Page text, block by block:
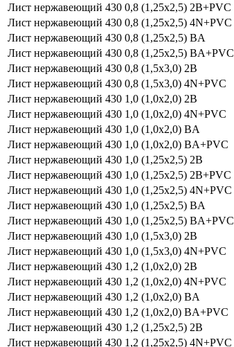
Лист нержавеющий 430 0,8 (1,25х2,5) 2В+PVC
Лист нержавеющий 430 0,8 (1,25х2,5) 4N+PVC
Лист нержавеющий 430 0,8 (1,25х2,5) BA
Лист нержавеющий 430 0,8 (1,25х2,5) BA+PVC
Лист нержавеющий 430 0,8 (1,5х3,0) 2В
Лист нержавеющий 430 0,8 (1,5х3,0) 4N+PVC
Лист нержавеющий 430 1,0 (1,0х2,0) 2B
Лист нержавеющий 430 1,0 (1,0х2,0) 4N+PVC
Лист нержавеющий 430 1,0 (1,0х2,0) BA
Лист нержавеющий 430 1,0 (1,0х2,0) BA+PVC
Лист нержавеющий 430 1,0 (1,25х2,5) 2B
Лист нержавеющий 430 1,0 (1,25х2,5) 2B+PVC
Лист нержавеющий 430 1,0 (1,25х2,5) 4N+PVC
Лист нержавеющий 430 1,0 (1,25х2,5) BA
Лист нержавеющий 430 1,0 (1,25х2,5) BA+PVC
Лист нержавеющий 430 1,0 (1,5х3,0) 2В
Лист нержавеющий 430 1,0 (1,5х3,0) 4N+PVC
Лист нержавеющий 430 1,2 (1,0х2,0) 2B
Лист нержавеющий 430 1,2 (1,0х2,0) 4N+PVC
Лист нержавеющий 430 1,2 (1,0х2,0) BA
Лист нержавеющий 430 1,2 (1,0х2,0) BA+PVC
Лист нержавеющий 430 1,2 (1,25х2,5) 2В
Лист нержавеющий 430 1,2 (1,25х2,5) 4N+PVC